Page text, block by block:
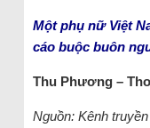
Một phụ nữ Việt
cáo buộc buôn
Thu Phương –
Nguồn: Kênh